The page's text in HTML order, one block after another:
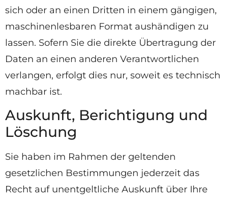
sich oder an einen Dritten in einem gängigen,
maschinenlesbaren Format aushändigen zu
lassen. Sofern Sie die direkte Übertragung der
Daten an einen anderen Verantwortlichen
verlangen, erfolgt dies nur, soweit es technisch
machbar ist.
Auskunft, Berichtigung und
Löschung
Sie haben im Rahmen der geltenden
gesetzlichen Bestimmungen jederzeit das
Recht auf unentgeltliche Auskunft über Ihre